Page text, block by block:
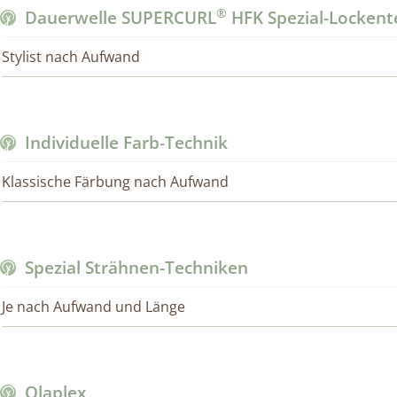
Dauerwelle SUPERCURL® HFK Spezial-
Stylist nach Aufwand
Individuelle Farb-Technik
Klassische Färbung nach Aufwand
Spezial Strähnen-Techniken
Je nach Aufwand und Länge
Olaplex